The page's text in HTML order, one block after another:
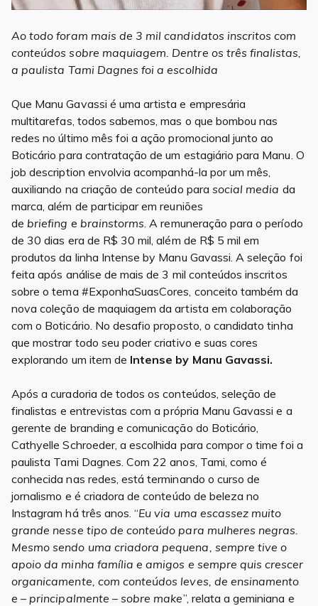
Ao todo foram mais de 3 mil candidatos inscritos com
conteúdos sobre maquiagem. Dentre os três finalistas,
a paulista Tami Dagnes foi a escolhida
Que Manu Gavassi é uma artista e empresária
multitarefas, todos sabemos, mas o que bombou nas
redes no último mês foi a ação promocional junto ao
Boticário para contratação de um estagiário para Manu. O
job description envolvia acompanhá-la por um mês,
auxiliando na criação de conteúdo para social media da
marca, além de participar em reuniões
de briefing e brainstorms . A remuneração para o período
de 30 dias era de R$ 30 mil, além de R$ 5 mil em
produtos da linha Intense by Manu Gavassi. A seleção foi
feita após análise de mais de 3 mil conteúdos inscritos
sobre o tema #ExponhaSuasCores, conceito também da
nova coleção de maquiagem da artista em colaboração
com o Boticário. No desafio proposto, o candidato tinha
que mostrar todo seu poder criativo e suas cores
explorando um item de Intense by Manu Gavassi.
Após a curadoria de todos os conteúdos, seleção de
finalistas e entrevistas com a própria Manu Gavassi e a
gerente de branding e comunicação do Boticário,
Cathyelle Schroeder, a escolhida para compor o time foi a
paulista Tami Dagnes. Com 22 anos, Tami, como é
conhecida nas redes, está terminando o curso de
jornalismo e é criadora de conteúdo de beleza no
Instagram há três anos. “Eu via uma escassez muito
grande nesse tipo de conteúdo para mulheres negras.
Mesmo sendo uma criadora pequena, sempre tive o
apoio da minha família e amigos e sempre quis crescer
organicamente, com conteúdos leves, de ensinamento
e – principalmente – sobre make”, relata a geminiana e